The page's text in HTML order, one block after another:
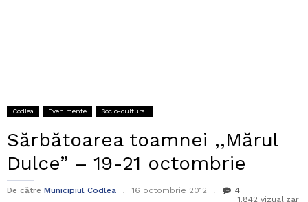
Codlea Evenimente Socio-cultural
Sărbătoarea toamnei ,,Mărul
Dulce” – 19-21 octombrie
De către Municipiul Codlea 16 octombrie 2012
4
1.842 vizualizari